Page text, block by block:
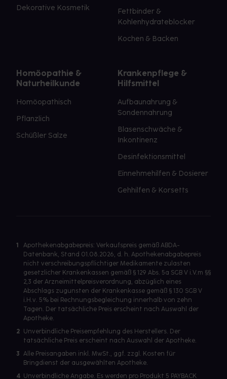
Dekorative Kosmetik
Fettbinder &
Kohlenhydrateblocker
Kochen & Backen
Homöopathie &
Naturheilkunde
Homöopathisch
Pflanzlich
Schüßler Salze
Krankenpflege &
Hilfsmittel
Aufbaunahrung &
Sondennahrung
Blasenschwäche &
Inkontinenz
Desinfektionsmittel
Einnehmehilfen & Dosierer
Gehhilfen & Korsetts
1
Apothekenabgabepreis: Verkaufspreis gemäß ABDA-
Datenbank, Stand 01.08.2026, d. h. Apothekenabgabepreis
nicht verschreibungspflichtiger Medikamente zulasten
gesetzlicher Krankenkassen gemäß § 129 Abs. 5a SGB V i.V.m §§
2,3 der Arzneimittelpreisverordnung, abzüglich eines
Abschlags zugunsten der Krankenkasse gemäß § 130 SGB V
i.H.v. 5% bei Rechnungsbegleichung innerhalb von zehn
Tagen. Der tatsächliche Preis erscheint nach Auswahl der
Apotheke.
2 Unverbindliche Preisempfehlung des Herstellers. Der
tatsächliche Preis erscheint nach Auswahl der Apotheke.
3 Alle Preisangaben inkl. MwSt., ggf. zzgl. Kosten für
Bringdienst der ausgewählten Apotheke.
4 Unverbindliche Angabe. Es werden pro Produkt 5 PAYBACK